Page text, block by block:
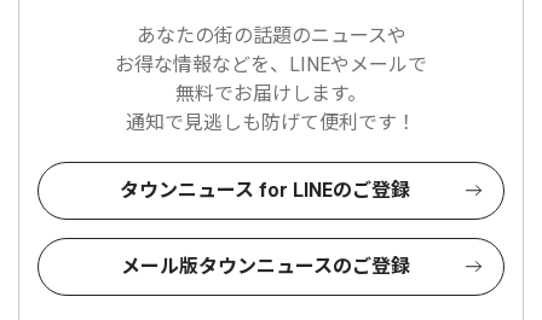
あなたの街の話題のニュースや
お得な情報などを、LINEやメールで
無料でお届けします。
通知で見逃しも防げて便利です！
タウンニュース for LINEのご登録
メール版タウンニュースのご登録